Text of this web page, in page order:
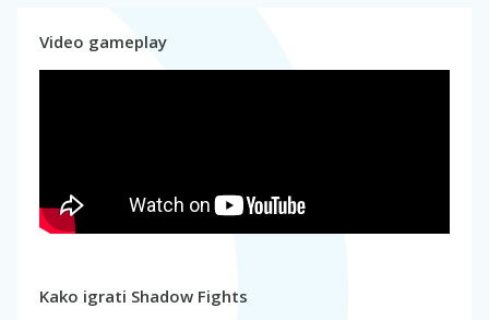
Video gameplay
Kako igrati Shadow Fights